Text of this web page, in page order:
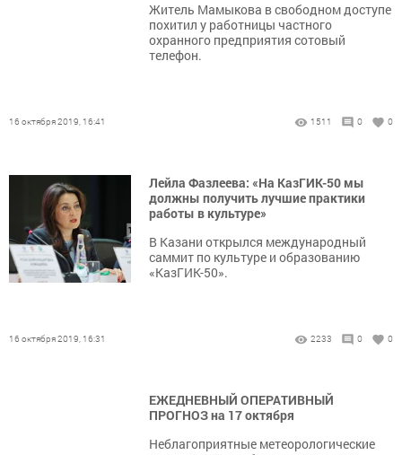
Житель Мамыкова в свободном доступе
похитил у работницы частного
охранного предприятия сотовый
телефон.
16 октября 2019, 16:41 1511 0 0
Лейла Фазлеева: «На КазГИК-50 мы
должны получить лучшие практики
работы в культуре»
В Казани открылся международный
саммит по культуре и образованию
«КазГИК-50».
16 октября 2019, 16:31 2233 0 0
ЕЖЕДНЕВНЫЙ ОПЕРАТИВНЫЙ
ПРОГНОЗ на 17 октября
Неблагоприятные метеорологические